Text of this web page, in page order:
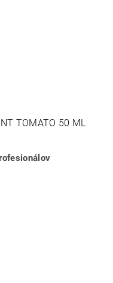
TOMATO 50 ML